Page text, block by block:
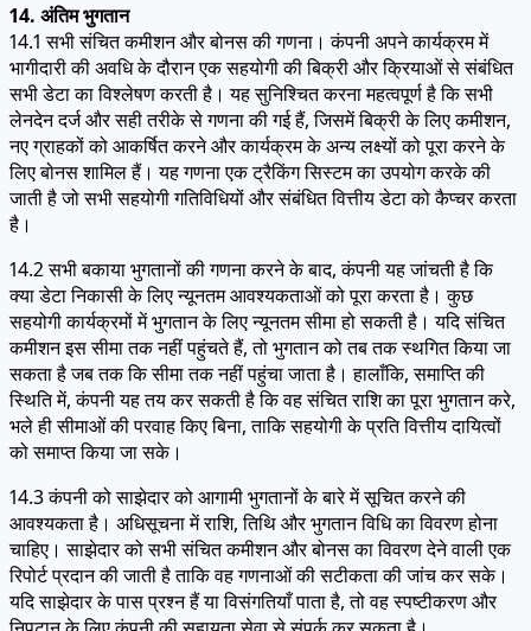
14. अंतिम भुगतान
14.1 सभी संचित कमीशन और बोनस की गणना। कंपनी अपने कार्यक्रम में
भागीदारी की अवधि के दौरान एक सहयोगी की बिक्री और क्रियाओं से संबंधित
सभी डेटा का विश्लेषण करती है। यह सुनिश्चित करना महत्वपूर्ण है कि सभी
लेनदेन दर्ज और सही तरीके से गणना की गई हैं, जिसमें बिक्री के लिए कमीशन,
नए ग्राहकों को आकर्षित करने और कार्यक्रम के अन्य लक्ष्यों को पूरा करने के
लिए बोनस शामिल हैं। यह गणना एक ट्रैकिंग सिस्टम का उपयोग करके की
जाती है जो सभी सहयोगी गतिविधियों और संबंधित वित्तीय डेटा को कैप्चर करता
है।
14.2 सभी बकाया भुगतानों की गणना करने के बाद, कंपनी यह जांचती है कि
क्या डेटा निकासी के लिए न्यूनतम आवश्यकताओं को पूरा करता है। कुछ
सहयोगी कार्यक्रमों में भुगतान के लिए न्यूनतम सीमा हो सकती है। यदि संचित
कमीशन इस सीमा तक नहीं पहुंचते हैं, तो भुगतान को तब तक स्थगित किया जा
सकता है जब तक कि सीमा तक नहीं पहुंचा जाता है। हालाँकि, समाप्ति की
स्थिति में, कंपनी यह तय कर सकती है कि वह संचित राशि का पूरा भुगतान करे,
भले ही सीमाओं की परवाह किए बिना, ताकि सहयोगी के प्रति वित्तीय दायित्वों
को समाप्त किया जा सके।
14.3 कंपनी को साझेदार को आगामी भुगतानों के बारे में सूचित करने की
आवश्यकता है। अधिसूचना में राशि, तिथि और भुगतान विधि का विवरण होना
चाहिए। साझेदार को सभी संचित कमीशन और बोनस का विवरण देने वाली एक
रिपोर्ट प्रदान की जाती है ताकि वह गणनाओं की सटीकता की जांच कर सके।
यदि साझेदार के पास प्रश्न हैं या विसंगतियाँ पाता है, तो वह स्पष्टीकरण और